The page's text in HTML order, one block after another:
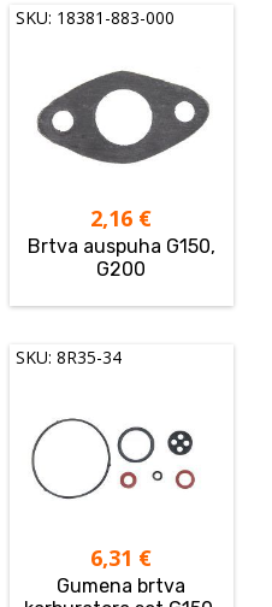
SKU: 18381-883-000
2,16 €
Brtva auspuha G150,
G200
SKU: 8R35-34
6,31 €
Gumena brtva